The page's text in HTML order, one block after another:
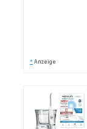
* Anzeige